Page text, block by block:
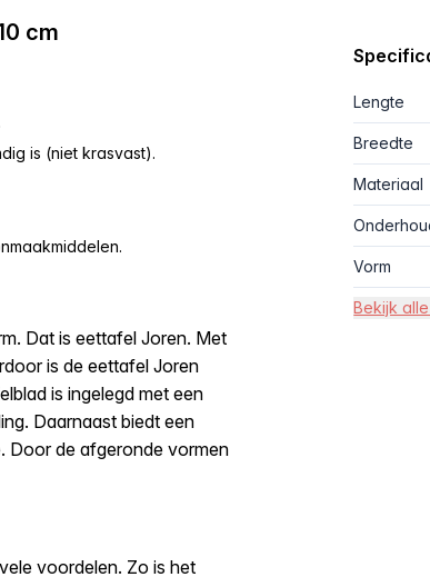
cm
is (niet krasvast).
Dat is eettafel Joren. Met
is de eettafel Joren
is ingelegd met een
Daarnaast biedt een
Door de afgeronde vormen
voordelen. Zo is het
Lengte
Breedte
Materiaal
Vorm
Bekijk